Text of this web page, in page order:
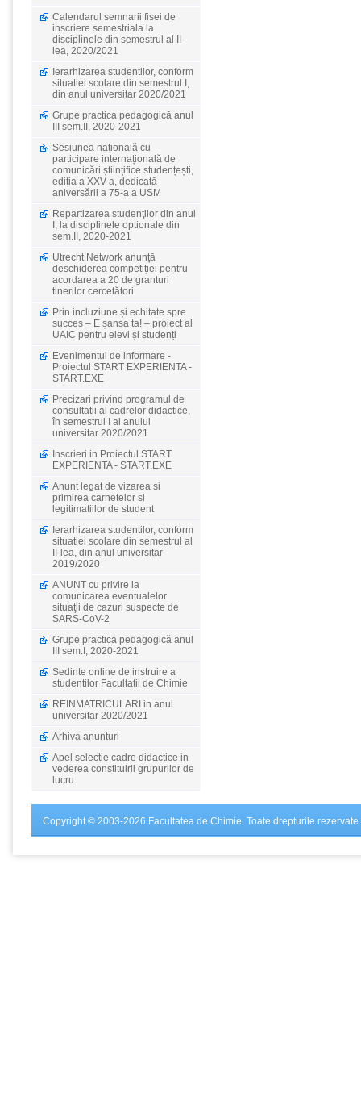
Calendarul semnarii fisei de
inscriere semestriala la
disciplinele din semestrul al II-
lea, 2020/2021
Ierarhizarea studentilor, conform
situatiei scolare din semestrul I,
din anul universitar 2020/2021
Grupe practica pedagogică anul
III sem.II, 2020-2021
Sesiunea națională cu
participare internațională de
comunicări științifice studențești,
ediția a XXV-a, dedicată
aniversării a 75-a a USM
Repartizarea studenţilor din anul
I, la disciplinele optionale din
sem.II, 2020-2021
Utrecht Network anunță
deschiderea competiției pentru
acordarea a 20 de granturi
tinerilor cercetători
Prin incluziune și echitate spre
succes – E șansa ta! – proiect al
UAIC pentru elevi și studenți
Evenimentul de informare -
Proiectul START EXPERIENTA -
START.EXE
Precizari privind programul de
consultatii al cadrelor didactice,
în semestrul I al anului
universitar 2020/2021
Inscrieri in Proiectul START
EXPERIENTA - START.EXE
Anunt legat de vizarea si
primirea carnetelor si
legitimatiilor de student
Ierarhizarea studentilor, conform
situatiei scolare din semestrul al
II-lea, din anul universitar
2019/2020
ANUNT cu privire la
comunicarea eventualelor
situaţii de cazuri suspecte de
SARS-CoV-2
Grupe practica pedagogică anul
III sem.I, 2020-2021
Sedinte online de instruire a
studentilor Facultatii de Chimie
REINMATRICULARI in anul
universitar 2020/2021
Arhiva anunturi
Apel selectie cadre didactice in
vederea constituirii grupurilor de
lucru
Copyright © 2003-2026 Facultatea de Chimie. Toate drepturile